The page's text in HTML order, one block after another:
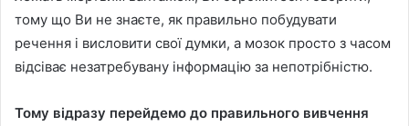
тому що Ви не знаєте, як правильно побудувати
речення і висловити свої думки, а мозок просто з часом
відсіває незатребувану інформацію за непотрібністю.
Тому відразу перейдемо до правильного вивчення